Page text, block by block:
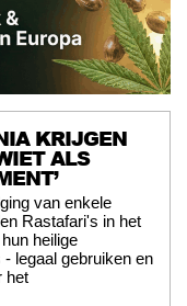
KRIJGEN
ALS
van enkele
Rastafari's in het
heilige
legaal gebruiken en
het